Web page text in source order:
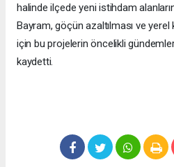
halinde ilçede yeni istihdam
Bayram, göçün azaltılması ve yerel
için bu projelerin öncelikli
kaydetti.